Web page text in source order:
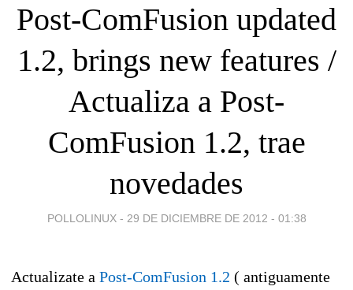
Post-ComFusion updated
1.2, brings new features /
Actualiza a Post-
ComFusion 1.2, trae
novedades
POLLOLINUX - 29 DE DICIEMBRE DE 2012 - 01:38
Actualizate a Post-ComFusion 1.2 ( antiguamente